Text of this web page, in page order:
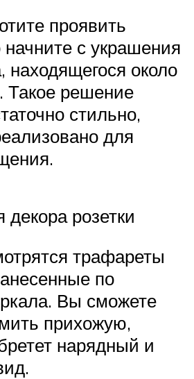
проявить
с украшения
находящегося около
Такое решение
стильно,
для
розетки
трафареты
по
Вы сможете
прихожую,
нарядный и